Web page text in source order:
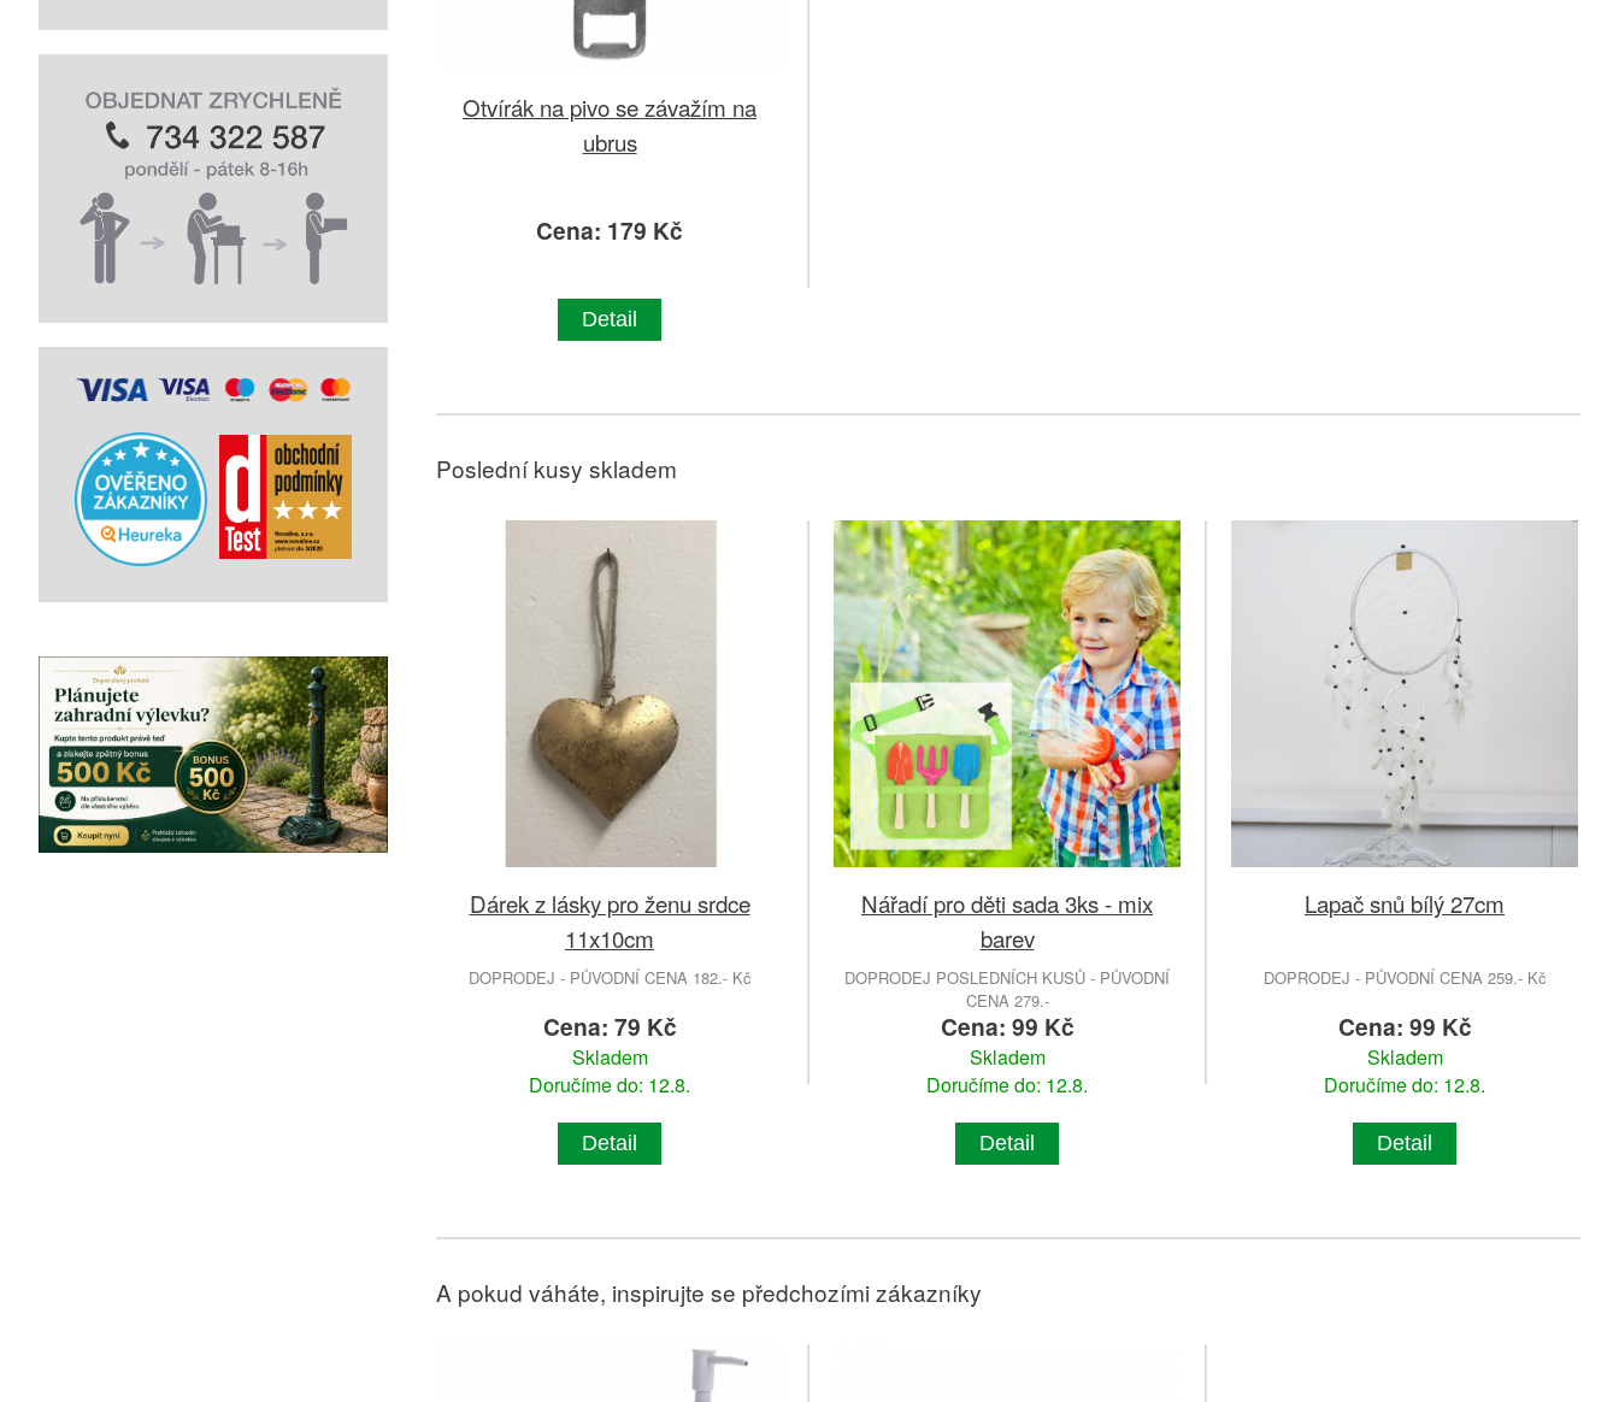
Otvírák na pivo se závažím na
ubrus
Cena: 179 Kč
Detail
Poslední kusy skladem
Dárek z lásky pro ženu srdce
11x10cm
DOPRODEJ - PŮVODNÍ CENA 182.- Kč
Cena: 79 Kč
Skladem
Doručíme do: 12.8.
Detail
Nářadí pro děti sada 3ks - mix
barev
DOPRODEJ POSLEDNÍCH KUSŮ - PŮVODNÍ
CENA 279.-
Cena: 99 Kč
Skladem
Doručíme do: 12.8.
Detail
Lapač snů bílý 27cm
DOPRODEJ - PŮVODNÍ CENA 259.- Kč
Cena: 99 Kč
Skladem
Doručíme do: 12.8.
Detail
A pokud váháte, inspirujte se předchozími zákazníky